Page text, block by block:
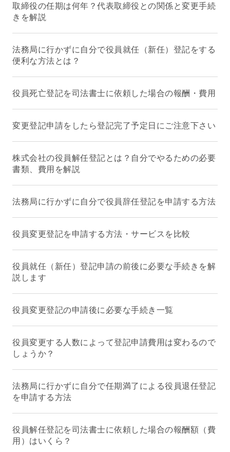
取締役の任期は何年？代表取締役との関係と変更手続
きを解説
法務局に行かずに自分で役員就任（新任）登記をする
便利な方法とは？
役員死亡登記を司法書士に依頼した場合の報酬・費用
変更登記申請をしたら登記完了予定日にご注意下さい
株式会社の役員解任登記とは？自分でやるための必要
書類、費用を解説
法務局に行かずに自分で役員辞任登記を申請する方法
役員変更登記を申請する方法・サービスを比較
役員就任（新任）登記申請の前後に必要な手続きを解
説します
役員変更登記の申請後に必要な手続き一覧
役員変更する人数によって登記申請費用は変わるので
しょうか？
法務局に行かずに自分で任期満了による役員退任登記
を申請する方法
役員解任登記を司法書士に依頼した場合の報酬額（費
用）はいくら？